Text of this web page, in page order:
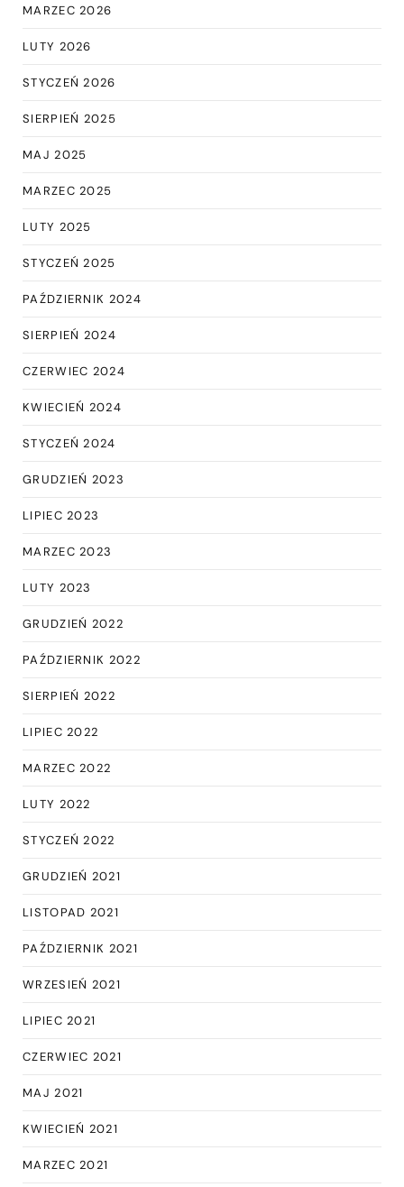
MARZEC 2026
LUTY 2026
STYCZEŃ 2026
SIERPIEŃ 2025
MAJ 2025
MARZEC 2025
LUTY 2025
STYCZEŃ 2025
PAŹDZIERNIK 2024
SIERPIEŃ 2024
CZERWIEC 2024
KWIECIEŃ 2024
STYCZEŃ 2024
GRUDZIEŃ 2023
LIPIEC 2023
MARZEC 2023
LUTY 2023
GRUDZIEŃ 2022
PAŹDZIERNIK 2022
SIERPIEŃ 2022
LIPIEC 2022
MARZEC 2022
LUTY 2022
STYCZEŃ 2022
GRUDZIEŃ 2021
LISTOPAD 2021
PAŹDZIERNIK 2021
WRZESIEŃ 2021
LIPIEC 2021
CZERWIEC 2021
MAJ 2021
KWIECIEŃ 2021
MARZEC 2021